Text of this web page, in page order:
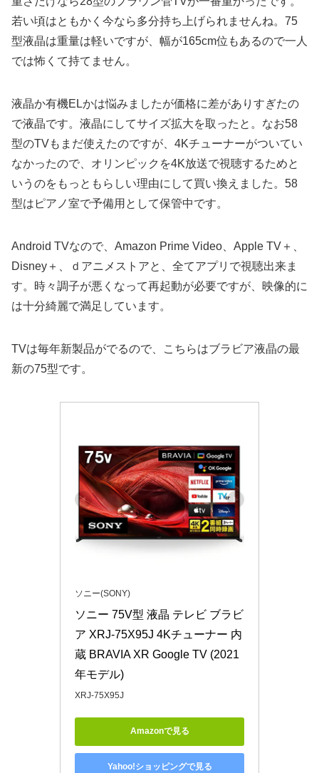
若い頃はともかく今なら多分持ち上げられませんね。75
型液晶は重量は軽いですが、幅が165cm位もあるので一人
では怖くて持てません。
液晶か有機ELかは悩みましたが価格に差がありすぎたの
で液晶です。液晶にしてサイズ拡大を取ったと。なお58
型のTVもまだ使えたのですが、4Kチューナーがついてい
なかったので、オリンピックを4K放送で視聴するためと
いうのをもっともらしい理由にして買い換えました。58
型はピアノ室で予備用として保管中です。
Android TVなので、Amazon Prime Video、Apple TV＋、
Disney＋、ｄアニメストアと、全てアプリで視聴出来ま
す。時々調子が悪くなって再起動が必要ですが、映像的に
は十分綺麗で満足しています。
TVは毎年新製品がでるので、こちらはブラビア液晶の最
新の75型です。
ソニー(SONY)
ソニー 75V型 液晶 テレビ ブラビ
ア XRJ-75X95J 4Kチューナー 内
蔵 BRAVIA XR Google TV (2021
年モデル)
XRJ-75X95J
Amazonで見る
Yahoo!ショッピングで見る